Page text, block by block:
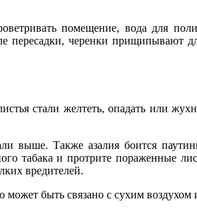
помещение, вода для
черенки прищипывают
стали желтеть, опадать или
выше. Также азалия боится
табака и протрите пораженные
вредителей.
быть связано с сухим